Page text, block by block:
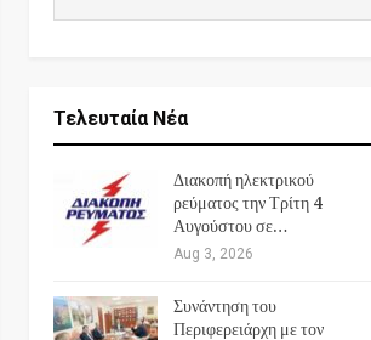
Τελευταία Νέα
Διακοπή ηλεκτρικού
ρεύματος την Τρίτη 4
Αυγούστου σε…
Aug 3, 2026
Συνάντηση του
Περιφερειάρχη με τον